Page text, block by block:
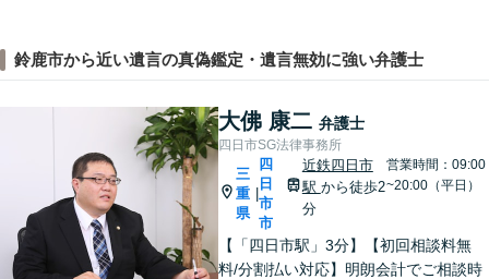
鈴鹿市から近い遺言の真偽鑑定・遺言無効に強い弁護士
大佛 康二 弁護士
四日市SG法律事務所
三
重
県
四
日
市
市
近鉄四日市
駅 から徒歩2
分
営業時間：09:00
~20:00（平日）
【「四日市駅」3分】【初回相談料無
料/分割払い対応】明朗会計でご相談時